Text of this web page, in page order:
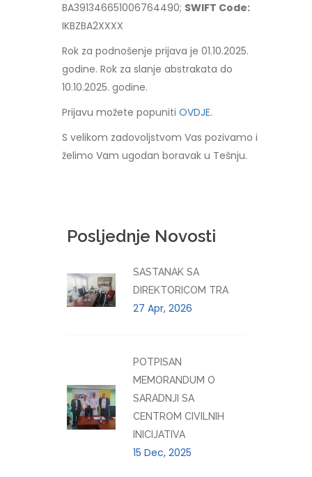
BA391346651006764490; SWIFT Code:
IKBZBA2XXXX
Rok za podnošenje prijava je 01.10.2025.
godine. Rok za slanje abstrakata do
10.10.2025. godine.
Prijavu možete popuniti OVDJE.
S velikom zadovoljstvom Vas pozivamo i
želimo Vam ugodan boravak u Tešnju.
Posljednje Novosti
SASTANAK SA
DIREKTORICOM TRA
27 Apr, 2026
POTPISAN
MEMORANDUM O
SARADNJI SA
CENTROM CIVILNIH
INICIJATIVA
15 Dec, 2025